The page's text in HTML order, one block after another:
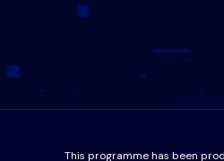
This programme has been